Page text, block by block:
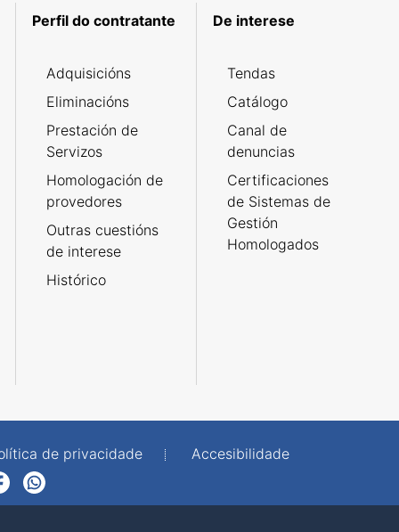
Perfil do contratante
Adquisicións
Eliminacións
Prestación de
Servizos
Homologación de
provedores
Outras cuestións
de interese
Histórico
De interese
Tendas
Catálogo
Canal de
denuncias
Certificaciones
de Sistemas de
Gestión
Homologados
de privacidade
Accesibilidade